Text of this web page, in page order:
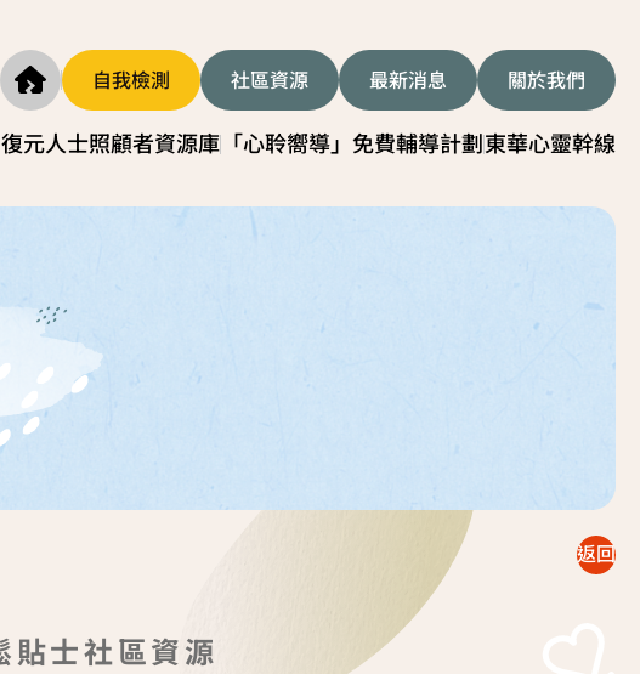
自我檢測 社區資源 最新消息 關於我們
元人士照顧者資源庫
照顧者影片
照顧者自我關懷貼士
照顧者故事分享
一歇」照顧者資源中心
「心聆嚮導」免費輔導計劃東華心靈幹線
服務簡介
返回
貼士社區資源